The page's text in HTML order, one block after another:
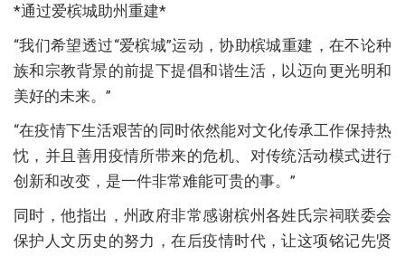
*通过爱槟城助州重建*
“我们希望透过“爱槟城”运动，协助槟城重建，在不论种
族和宗教背景的前提下提倡和谐生活，以迈向更光明和
美好的未来。”
“在疫情下生活艰苦的同时依然能对文化传承工作保持热
忱，并且善用疫情所带来的危机、对传统活动模式进行
创新和改变，是一件非常难能可贵的事。”
同时，他指出，州政府非常感谢槟州各姓氏宗祠联委会
保护人文历史的努力，在后疫情时代，让这项铭记先贤